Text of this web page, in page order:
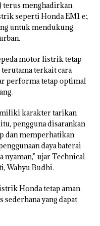
terus menghadirkan
seperti Honda EM1 e:,
untuk mendukung
motor listrik tetap
terkait cara
performa tetap optimal
karakter tarikan
pengguna disarankan
dan memperhatikan
daya baterai
nyaman,” ujar Technical
Wahyu Budhi.
Honda tetap aman
sederhana yang dapat